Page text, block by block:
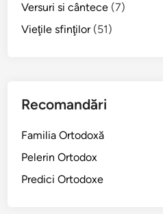
Versuri si cântece (7)
Vieţile sfinţilor(51)
Recomandări
Familia Ortodoxă
Pelerin Ortodox
Predici Ortodoxe